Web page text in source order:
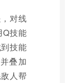
对线
Q技能
技能
叠加
人帮